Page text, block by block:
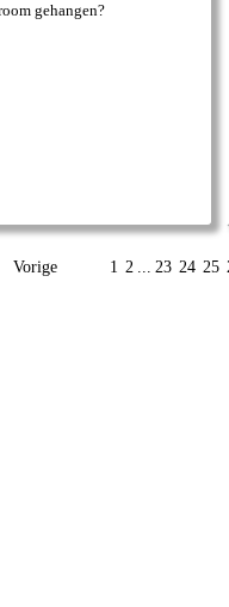
gehangen?
Vorige 1 2 ... 23 24 25